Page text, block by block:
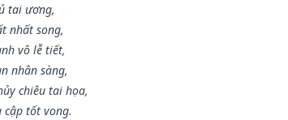
tai ương,
nhất song,
vô lễ tiết,
nhân sàng,
chiêu tai họa,
tốt vong.